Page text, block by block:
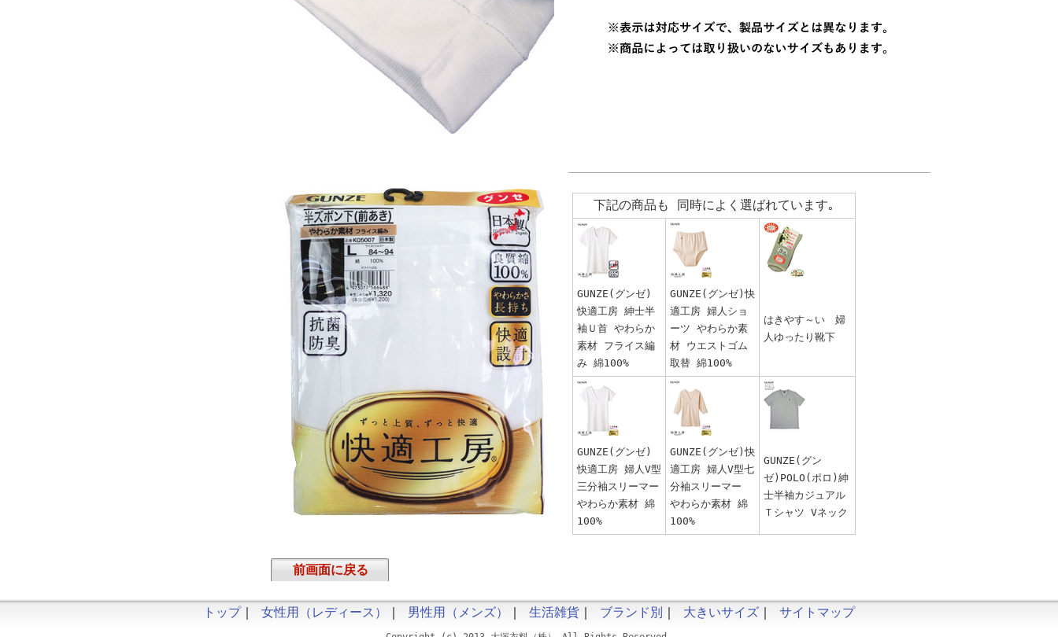
下記の商品も 同時によく選ばれています｡
GUNZE(グンゼ)
快適工房 紳士半
袖Ｕ首 やわらか
素材 フライス編
み 綿100%
GUNZE(グンゼ)快
適工房 婦人ショ
ーツ やわらか素
材 ウエストゴム
取替 綿100%
はきやす～い 婦
人ゆったり靴下
GUNZE(グンゼ)
快適工房 婦人V型
三分袖スリーマー
やわらか素材 綿
100%
GUNZE(グンゼ)快
適工房 婦人V型七
分袖スリーマー
やわらか素材 綿
100%
GUNZE(グン
ゼ)POLO(ポロ)紳
士半袖カジュアル
Ｔシャツ Vネック
前画面に戻る
トップ｜ 女性用（レディース） ｜ 男性用（メンズ） ｜ 生活雑貨 ｜ ブランド別 ｜ 大きいサイズ ｜ サイトマップ